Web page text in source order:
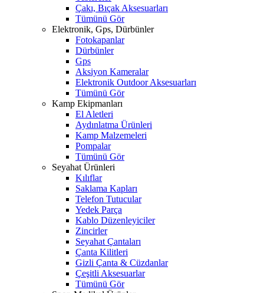
Çakı, Bıçak Aksesuarları
Tümünü Gör
Elektronik, Gps, Dürbünler
Fotokapanlar
Dürbünler
Gps
Aksiyon Kameralar
Elektronik Outdoor Aksesuarları
Tümünü Gör
Kamp Ekipmanları
El Aletleri
Aydınlatma Ürünleri
Kamp Malzemeleri
Pompalar
Tümünü Gör
Seyahat Ürünleri
Kılıflar
Saklama Kapları
Telefon Tutucular
Yedek Parça
Kablo Düzenleyiciler
Zincirler
Seyahat Çantaları
Çanta Kilitleri
Gizli Çanta & Cüzdanlar
Çeşitli Aksesuarlar
Tümünü Gör